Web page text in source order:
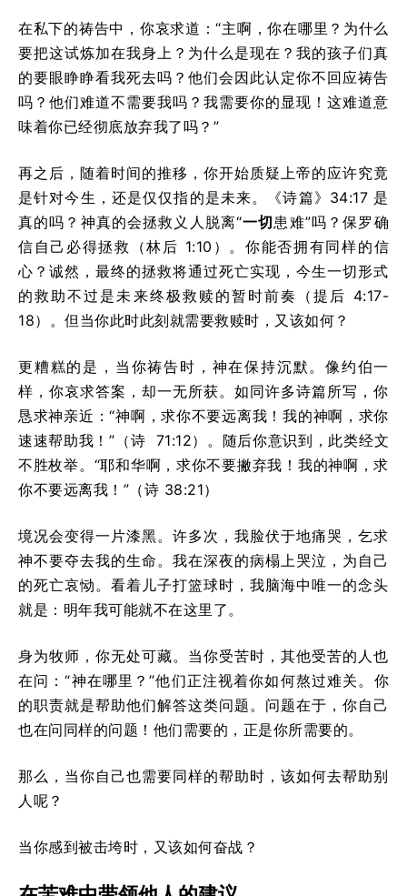
在私下的祷告中，你哀求道：“主啊，你在哪里？为什么
要把这试炼加在我身上？为什么是现在？我的孩子们真
的要眼睁睁看我死去吗？他们会因此认定你不回应祷告
吗？他们难道不需要我吗？我需要你的显现！这难道意
味着你已经彻底放弃我了吗？”
再之后，随着时间的推移，你开始质疑上帝的应许究竟
是针对今生，还是仅仅指的是未来。《诗篇》34:17 是
真的吗？神真的会拯救义人脱离“一切患难”吗？保罗确
信自己必得拯救（林后 1:10）。你能否拥有同样的信
心？诚然，最终的拯救将通过死亡实现，今生一切形式
的救助不过是未来终极救赎的暂时前奏（提后 4:17-
18）。但当你此时此刻就需要救赎时，又该如何？
更糟糕的是，当你祷告时，神在保持沉默。像约伯一
样，你哀求答案，却一无所获。如同许多诗篇所写，你
恳求神亲近：“神啊，求你不要远离我！我的神啊，求你
速速帮助我！”（诗 71:12）。随后你意识到，此类经文
不胜枚举。“耶和华啊，求你不要撇弃我！我的神啊，求
你不要远离我！”（诗 38:21）
境况会变得一片漆黑。许多次，我脸伏于地痛哭，乞求
神不要夺去我的生命。我在深夜的病榻上哭泣，为自己
的死亡哀恸。看着儿子打篮球时，我脑海中唯一的念头
就是：明年我可能就不在这里了。
身为牧师，你无处可藏。当你受苦时，其他受苦的人也
在问：“神在哪里？”他们正注视着你如何熬过难关。你
的职责就是帮助他们解答这类问题。问题在于，你自己
也在问同样的问题！他们需要的，正是你所需要的。
那么，当你自己也需要同样的帮助时，该如何去帮助别
人呢？
当你感到被击垮时，又该如何奋战？